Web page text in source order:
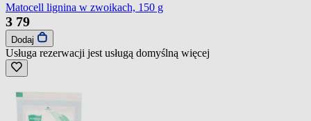
Matocell lignina w zwoikach, 150 g
3 79
Dodaj
Usługa rezerwacji jest usługą domyślną więcej